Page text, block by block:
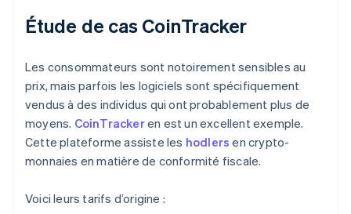
Étude de cas CoinTracker
Les consommateurs sont notoirement sensibles au
prix, mais parfois les logiciels sont spécifiquement
vendus à des individus qui ont probablement plus de
moyens. CoinTrackeren est un excellent exemple.
Cette plateforme assiste les hodlers en crypto-
monnaies en matière de conformité fiscale.
Voici leurs tarifs d’origine :